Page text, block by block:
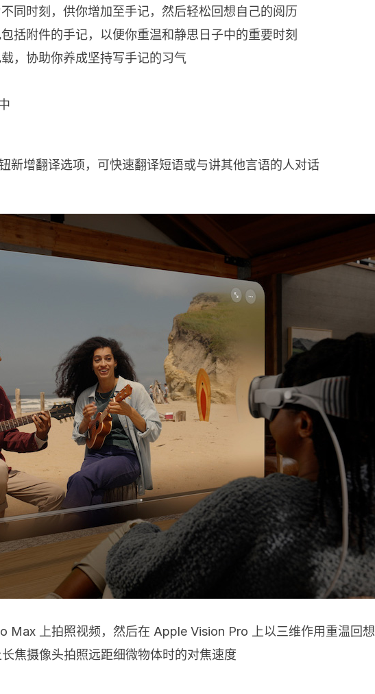
同时刻，供你增加至手记，然后轻松回想自己的阅历
括附件的手记，以便你重温和静思日子中的重要时刻
，协助你养成坚持写手记的习气
新增翻译选项，可快速翻译短语或与讲其他言语的人对话
Max 上拍照视频，然后在 Apple Vision Pro 上以三维作用重温回想
焦摄像头拍照远距细微物体时的对焦速度